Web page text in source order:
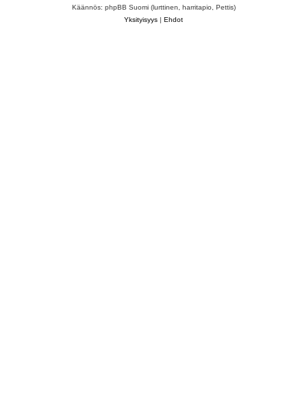
Käännös: phpBB Suomi (lurttinen, harritapio, Pettis)
Yksityisyys | Ehdot